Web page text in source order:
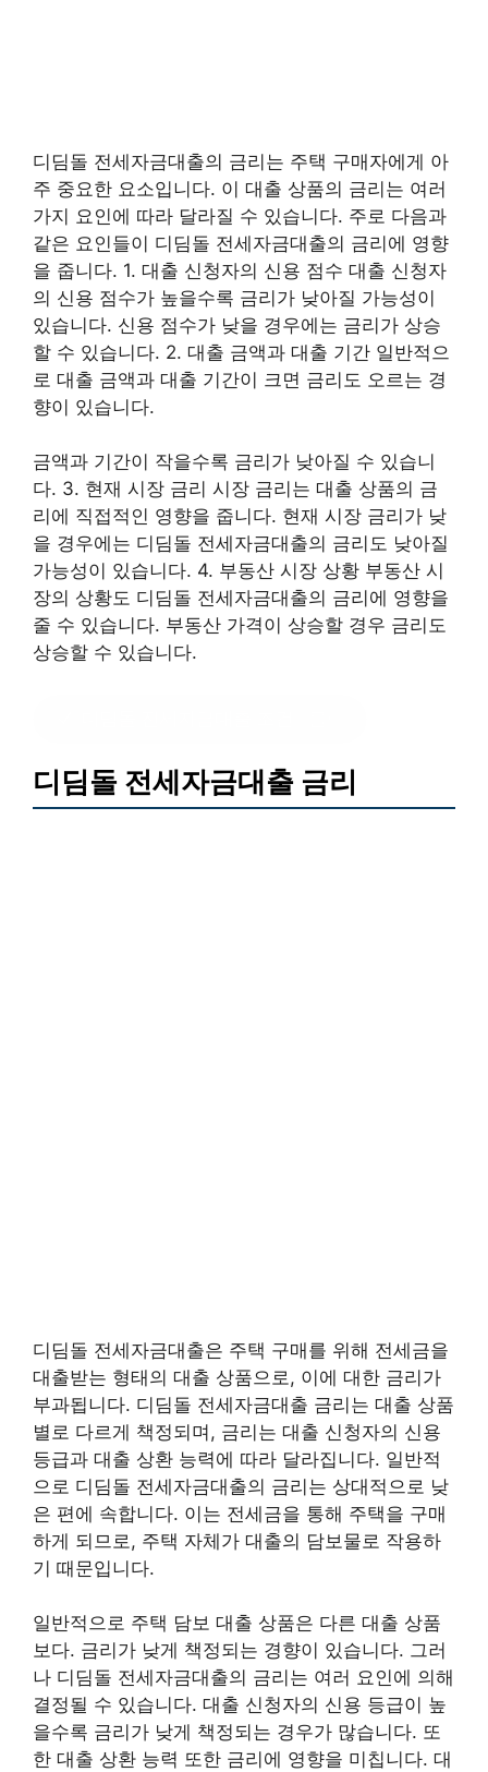
디딤돌 전세자금대출의 금리는 주택 구매자에게 아
주 중요한 요소입니다. 이 대출 상품의 금리는 여러
가지 요인에 따라 달라질 수 있습니다. 주로 다음과
같은 요인들이 디딤돌 전세자금대출의 금리에 영향
을 줍니다. 1. 대출 신청자의 신용 점수 대출 신청자
의 신용 점수가 높을수록 금리가 낮아질 가능성이
있습니다. 신용 점수가 낮을 경우에는 금리가 상승
할 수 있습니다. 2. 대출 금액과 대출 기간 일반적으
로 대출 금액과 대출 기간이 크면 금리도 오르는 경
향이 있습니다.
금액과 기간이 작을수록 금리가 낮아질 수 있습니
다. 3. 현재 시장 금리 시장 금리는 대출 상품의 금
리에 직접적인 영향을 줍니다. 현재 시장 금리가 낮
을 경우에는 디딤돌 전세자금대출의 금리도 낮아질
가능성이 있습니다. 4. 부동산 시장 상황 부동산 시
장의 상황도 디딤돌 전세자금대출의 금리에 영향을
줄 수 있습니다. 부동산 가격이 상승할 경우 금리도
상승할 수 있습니다.
디딤돌 전세자금대출 금리
디딤돌 전세자금대출은 주택 구매를 위해 전세금을
대출받는 형태의 대출 상품으로, 이에 대한 금리가
부과됩니다. 디딤돌 전세자금대출 금리는 대출 상품
별로 다르게 책정되며, 금리는 대출 신청자의 신용
등급과 대출 상환 능력에 따라 달라집니다. 일반적
으로 디딤돌 전세자금대출의 금리는 상대적으로 낮
은 편에 속합니다. 이는 전세금을 통해 주택을 구매
하게 되므로, 주택 자체가 대출의 담보물로 작용하
기 때문입니다.
일반적으로 주택 담보 대출 상품은 다른 대출 상품
보다. 금리가 낮게 책정되는 경향이 있습니다. 그러
나 디딤돌 전세자금대출의 금리는 여러 요인에 의해
결정될 수 있습니다. 대출 신청자의 신용 등급이 높
을수록 금리가 낮게 책정되는 경우가 많습니다. 또
한 대출 상환 능력 또한 금리에 영향을 미칩니다. 대